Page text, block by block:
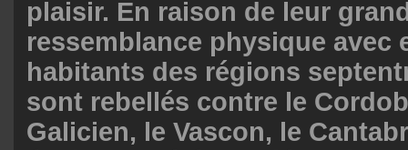
plaisir. En raison de leur
ressemblance physique avec
habitants des régions
sont rebellés contre le
Galicien, le Vascon, le